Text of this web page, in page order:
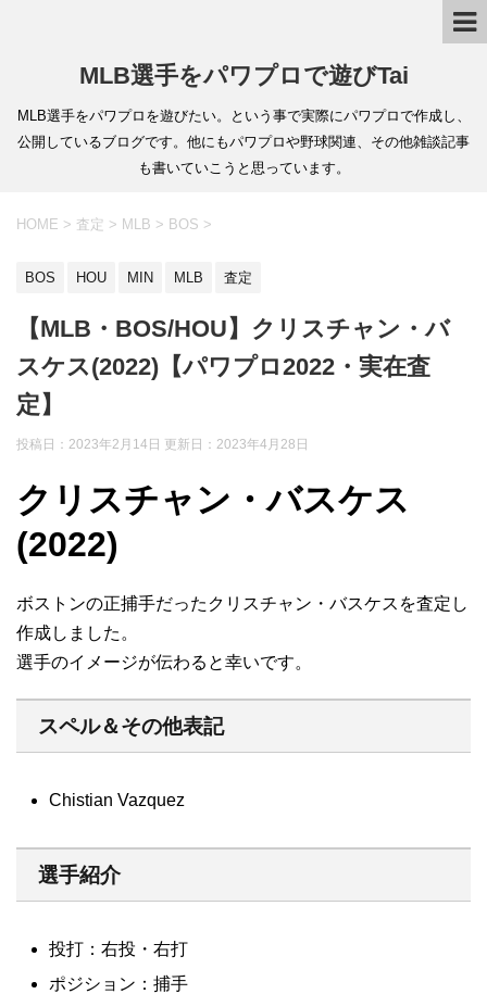
MLB選手をパワプロで遊びTai
MLB選手をパワプロを遊びたい。という事で実際にパワプロで作成し、
公開しているブログです。他にもパワプロや野球関連、その他雑談記事
も書いていこうと思っています。
HOME > 査定 > MLB > BOS >
BOS HOU MIN MLB 査定
【MLB・BOS/HOU】クリスチャン・バ
スケス(2022)【パワプロ2022・実在査
定】
投稿日：2023年2月14日 更新日： 2023年4月28日
クリスチャン・バスケス
(2022)
ボストンの正捕手だったクリスチャン・バスケスを査定し
作成しました。
選手のイメージが伝わると幸いです。
スペル＆その他表記
Chistian Vazquez
選手紹介
投打：右投・右打
ポジション：捕手